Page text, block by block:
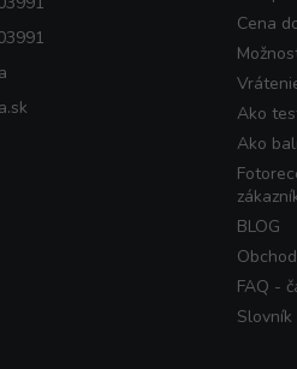
Cena
Ako
Ako
BLOG
FAQ -
Slovník